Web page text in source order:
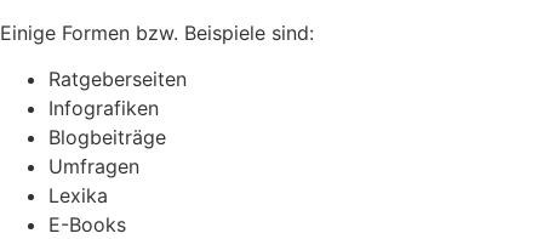
Einige Formen bzw. Beispiele sind:
Ratgeberseiten
Infografiken
Blogbeiträge
Umfragen
Lexika
E-Books